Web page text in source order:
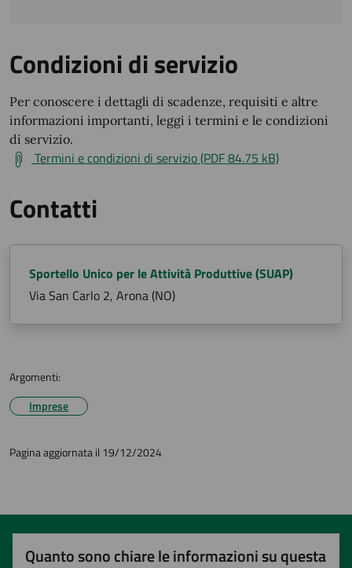
Condizioni di servizio
Per conoscere i dettagli di scadenze, requisiti e altre
informazioni importanti, leggi i termini e le condizioni
di servizio.
Termini e condizioni di servizio (PDF 84.75 kB)
Contatti
Sportello Unico per le Attività Produttive (SUAP)
Via San Carlo 2, Arona (NO)
Argomenti:
Imprese
Pagina aggiornata il 19/12/2024
Quanto sono chiare le informazioni su questa